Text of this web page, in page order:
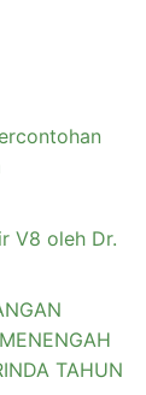
V8 oleh Dr.
TAHUN